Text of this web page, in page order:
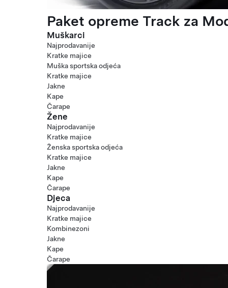
Paket opreme Track za
Muškarci
Najprodavanije
Kratke majice
Muška sportska odjeća
Kratke majice
Jakne
Kape
Čarape
Žene
Najprodavanije
Kratke majice
Ženska sportska odjeća
Kratke majice
Jakne
Kape
Čarape
Djeca
Najprodavanije
Kratke majice
Kombinezoni
Jakne
Kape
Čarape